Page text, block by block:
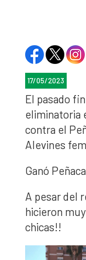
17/05/2023
El pasado
eliminatoria
contra el
Alevines
Ganó
A pesar del
hicieron
chicas!!